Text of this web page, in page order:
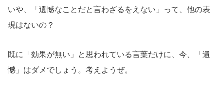
いや、「遺憾なことだと言わざるをえない」って、他の表
現はないの？
既に「効果が無い」と思われている言葉だけに、今、「遺
憾」はダメでしょう。考えようぜ。